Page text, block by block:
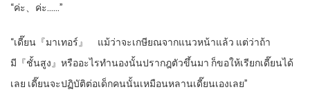
“ค่ะ、ค่ะ……”
“เดี๊ยน『มาเทอร์』 แม้ว่าจะเกษียณจากแนวหน้าแล้ว แต่ว่าถ้า
มี『ชั้นสูง』หรืออะไรทำนองนั้นปรากฎตัวขึ้นมา ก็ขอให้เรียกเดี๊ยนได้
เลย เดี๊ยนจะปฏิบัติต่อเด็กคนนั้นเหมือนหลานเดี๊ยนเองเลย”